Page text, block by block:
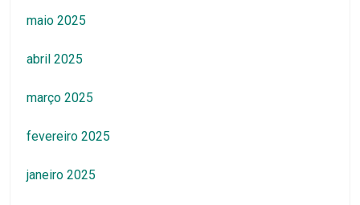
maio 2025
abril 2025
março 2025
fevereiro 2025
janeiro 2025